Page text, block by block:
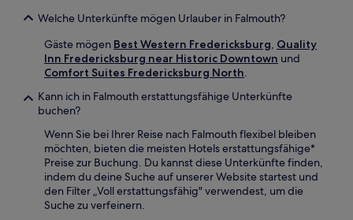
Welche Unterkünfte mögen Urlauber in Falmouth?
Gäste mögen Best Western Fredericksburg, Quality
Inn Fredericksburg near Historic Downtown und
Comfort Suites Fredericksburg North.
Kann ich in Falmouth erstattungsfähige Unterkünfte
buchen?
Wenn Sie bei Ihrer Reise nach Falmouth flexibel bleiben
möchten, bieten die meisten Hotels erstattungsfähige*
Preise zur Buchung. Du kannst diese Unterkünfte finden,
indem du deine Suche auf unserer Website startest und
den Filter „Voll erstattungsfähig" verwendest, um die
Suche zu verfeinern.